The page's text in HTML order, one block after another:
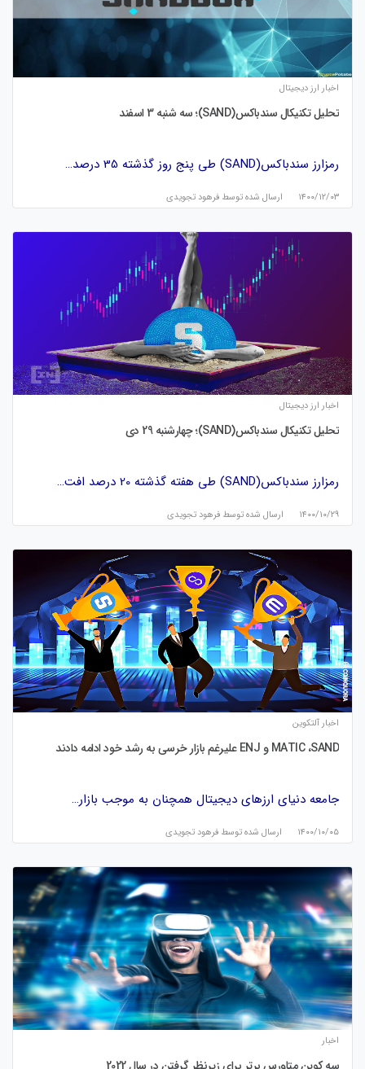
اخبار ارز دیجیتال
تحلیل تکنیکال سندباکس(SAND)؛ سه شنبه 3 اسفند
رمزارز سندباکس(SAND) طی پنج روز گذشته 35 درصد…
۱۴۰۰/۱۲/۰۳ ارسال شده توسط فرهود تجویدی
اخبار ارز دیجیتال
تحلیل تکنیکال سندباکس(SAND)؛ چهارشنبه 29 دی
رمزارز سندباکس(SAND) طی هفته گذشته 20 درصد افت…
۱۴۰۰/۱۰/۲۹ ارسال شده توسط فرهود تجویدی
اخبار آلتکوین
MATIC ،SAND و ENJ علیرغم بازار خرسی به رشد خود ادامه دادند
جامعه دنیای ارزهای دیجیتال همچنان به موجب بازار…
۱۴۰۰/۱۰/۰۵ ارسال شده توسط فرهود تجویدی
اخبار